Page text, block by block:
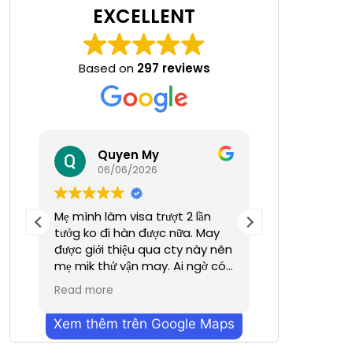
EXCELLENT
Based on 297 reviews
Quyen My
06/06/2026
Mẹ mình làm visa trượt 2 lần
tưởg ko đi hàn được nữa. May
được giới thiệu qua cty này nên
mẹ mik thử vận may. Ai ngờ có
nhanh hơn dự định chỉ trong
vỏn vẹn 2 tuần. Cũn g cảm ơn a
Dương đã hỗ trợ nhiều. Dịch vụ
bên mình làm nhanh chóng
Read more
Xem thêm trên Google Maps